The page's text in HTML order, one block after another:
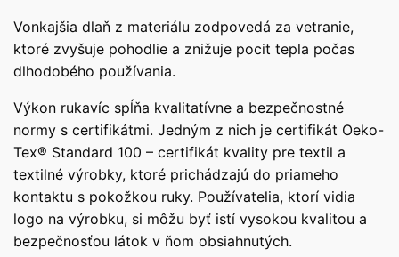
Vonkajšia dlaň z materiálu zodpovedá za vetranie,
ktoré zvyšuje pohodlie a znižuje pocit tepla počas
dlhodobého používania.
Výkon rukavíc spĺňa kvalitatívne a bezpečnostné
normy s certifikátmi. Jedným z nich je certifikát Oeko-
Tex® Standard 100 – certifikát kvality pre textil a
textilné výrobky, ktoré prichádzajú do priameho
kontaktu s pokožkou ruky. Používatelia, ktorí vidia
logo na výrobku, si môžu byť istí vysokou kvalitou a
bezpečnosťou látok v ňom obsiahnutých.